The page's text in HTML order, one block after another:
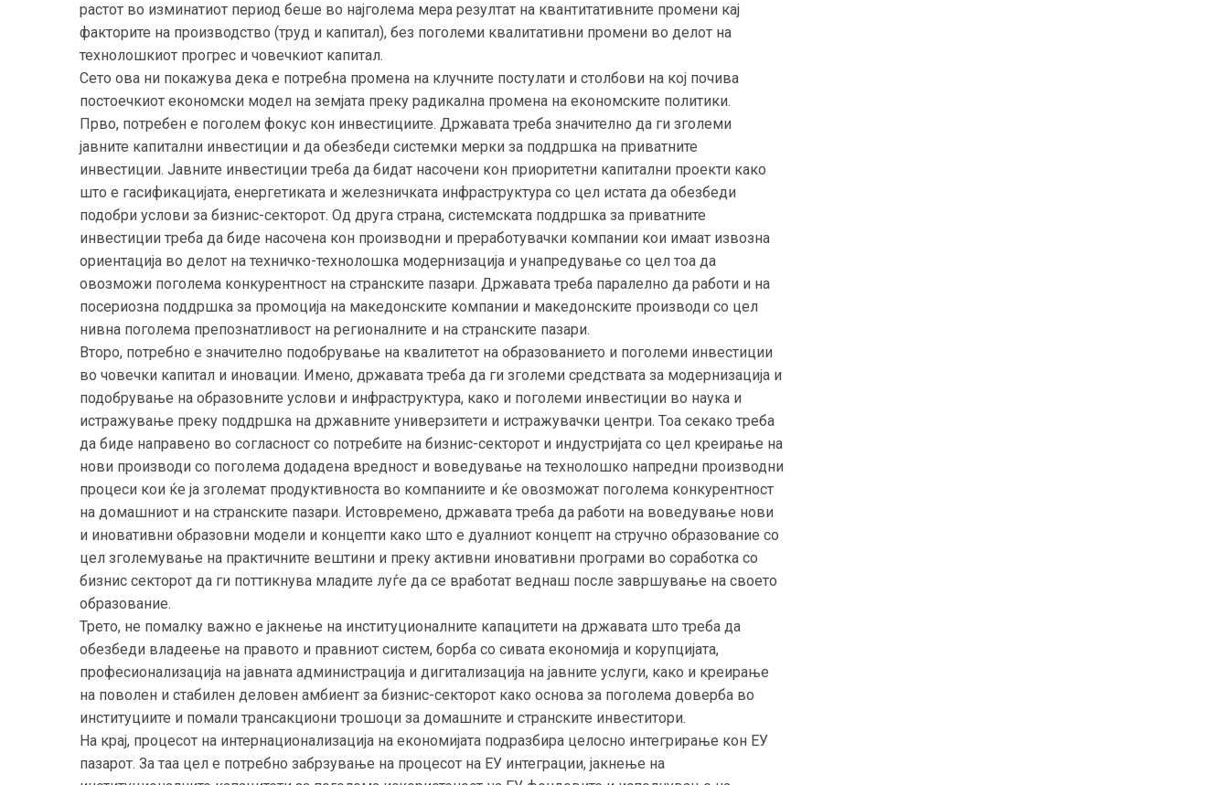
растот во изминатиот период беше во најголема мера резултат на квантитативните промени кај
факторите на производство (труд и капитал), без поголеми квалитативни промени во делот на
технолошкиот прогрес и човечкиот капитал.
Сето ова ни покажува дека е потребна промена на клучните постулати и столбови на кој почива
постоечкиот економски модел на земјата преку радикална промена на економските политики.
Прво, потребен е поголем фокус кон инвестициите. Државата треба значително да ги зголеми
јавните капитални инвестиции и да обезбеди системки мерки за поддршка на приватните
инвестиции. Јавните инвестиции треба да бидат насочени кон приоритетни капитални проекти како
што е гасификацијата, енергетиката и железничката инфраструктура со цел истата да обезбеди
подобри услови за бизнис-секторот. Од друга страна, системската поддршка за приватните
инвестиции треба да биде насочена кон производни и преработувачки компании кои имаат извозна
ориентација во делот на техничко-технолошка модернизација и унапредување со цел тоа да
овозможи поголема конкурентност на странските пазари. Државата треба паралелно да работи и на
посериозна поддршка за промоција на македонските компании и македонските производи со цел
нивна поголема препознатливост на регионалните и на странските пазари.
Второ, потребно е значително подобрување на квалитетот на образованието и поголеми инвестиции
во човечки капитал и иновации. Имено, државата треба да ги зголеми средствата за модернизација и
подобрување на образовните услови и инфраструктура, како и поголеми инвестиции во наука и
истражување преку поддршка на државните универзитети и истражувачки центри. Тоа секако треба
да биде направено во согласност со потребите на бизнис-секторот и индустријата со цел креирање на
нови производи со поголема додадена вредност и воведување на технолошко напредни производни
процеси кои ќе ја зголемат продуктивноста во компаниите и ќе овозможат поголема конкурентност
на домашниот и на странските пазари. Истовремено, државата треба да работи на воведување нови
и иновативни образовни модели и концепти како што е дуалниот концепт на стручно образование со
цел зголемување на практичните вештини и преку активни иновативни програми во соработка со
бизнис секторот да ги поттикнува младите луѓе да се вработат веднаш после завршување на своето
образование.
Трето, не помалку важно е јакнење на институционалните капацитети на државата што треба да
обезбеди владеење на правото и правниот систем, борба со сивата економија и корупцијата,
професионализација на јавната администрација и дигитализација на јавните услуги, како и креирање
на поволен и стабилен деловен амбиент за бизнис-секторот како основа за поголема доверба во
институциите и помали трансакциони трошоци за домашните и странските инвеститори.
На крај, процесот на интернационализација на економијата подразбира целосно интегрирање кон ЕУ
пазарот. За таа цел е потребно забрзување на процесот на ЕУ интеграции, јакнење на